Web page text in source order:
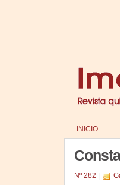
INICIO
Nº 282